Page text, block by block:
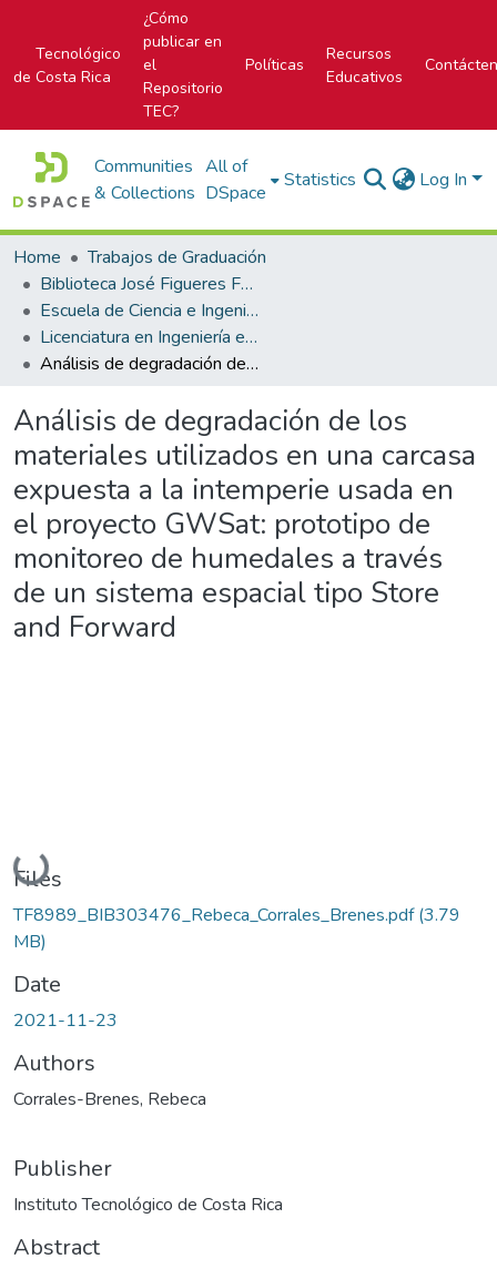
Tecnológico
de Costa Rica
¿Cómo
publicar en
el
Repositorio
TEC?
Políticas
Recursos
Educativos
Communities
& Collections
All of
DSpace
Statistics Log In
Home
Trabajos de Graduación
Biblioteca José Figueres Ferrer
Escuela de Ciencia e Ingeniería de los Materiales
Licenciatura en Ingeniería en Materiales
Análisis de degradación de los materiales utilizados en una carcasa expuesta a la intemperie usada en el proyecto GWSat: prototipo de monitoreo de humedales a través de un sistema espacial tipo Store and Forward
Análisis de degradación de los
materiales utilizados en una carcasa
expuesta a la intemperie usada en
el proyecto GWSat: prototipo de
monitoreo de humedales a través
de un sistema espacial tipo Store
and Forward
Loading...
Files
TF8989_BIB303476_Rebeca_Corrales_Brenes.pdf(3.79
MB)
Date
2021-11-23
Authors
Corrales-Brenes, Rebeca
Publisher
Instituto Tecnológico de Costa Rica
Abstract